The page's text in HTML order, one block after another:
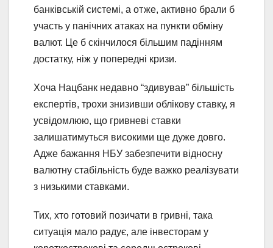
банківській системі, а отже, активно брали б
участь у панічних атаках на пункти обміну
валют. Це б скінчилося більшим падінням
достатку, ніж у попередні кризи.
Хоча Нацбанк недавно “здивував” більшість
експертів, трохи знизивши облікову ставку, я
усвідомлюю, що гривневі ставки
залишатимуться високими ще дуже довго.
Адже бажання НБУ забезпечити відносну
валютну стабільність буде важко реалізувати
з низькими ставками.
Тих, хто готовий позичати в гривні, така
ситуація мало радує, але інвесторам у